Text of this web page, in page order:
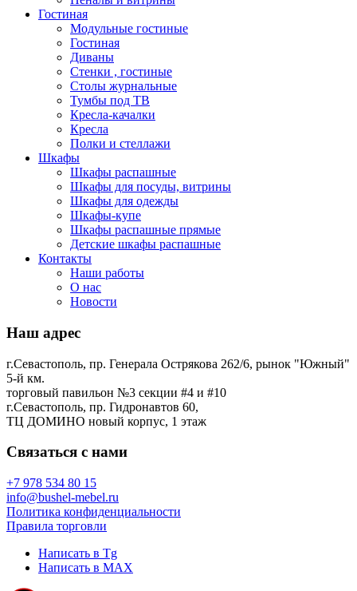
Гостиная
Модульные гостиные
Гостиная
Диваны
Стенки , гостиные
Столы журнальные
Тумбы под ТВ
Кресла-качалки
Кресла
Полки и стеллажи
Шкафы
Шкафы распашные
Шкафы для посуды, витрины
Шкафы для одежды
Шкафы-купе
Шкафы распашные прямые
Детские шкафы распашные
Контакты
Наши работы
О нас
Новости
Наш адрес
г.Севастополь, пр. Генерала Острякова 262/6, рынок "Южный"
5-й км.
торговый павильон №3 секции #4 и #10
г.Севастополь, пр. Гидронавтов 60,
ТЦ ДОМИНО новый корпус, 1 этаж
Связаться с нами
+7 978 534 80 15
info@bushel-mebel.ru
Политика конфиденциальности
Правила торговли
Написать в Tg
Написать в MAX